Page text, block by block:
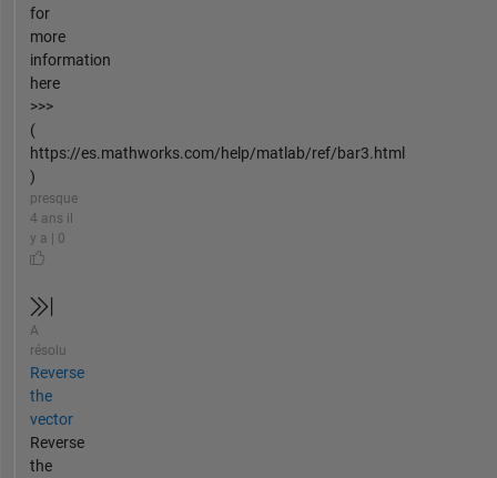
for
more
information
here
>>>
(
https://es.mathworks.com/help/matlab/ref/bar3.html
)
presque
4 ans il
y a | 0
A
résolu
Reverse
the
vector
Reverse
the